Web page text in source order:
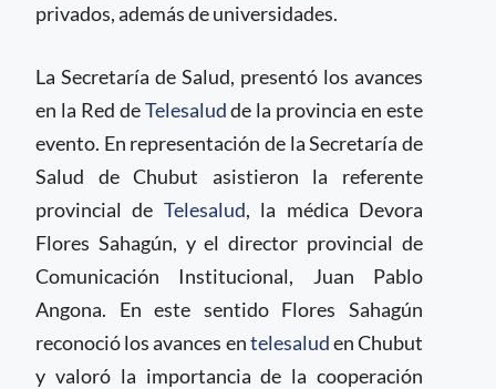
privados, además de universidades.
La Secretaría de Salud, presentó los avances
en la Red deTelesaludde la provincia en este
evento. En representación de la Secretaría de
Salud de Chubut asistieron la referente
provincial de Telesalud, la médica Devora
Flores Sahagún, y el director provincial de
Comunicación Institucional, Juan Pablo
Angona. En este sentido Flores Sahagún
reconoció los avances entelesaluden Chubut
y valoró la importancia de la cooperación